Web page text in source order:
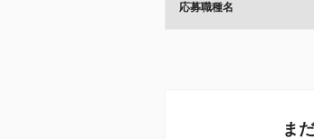
応募職種名
ま